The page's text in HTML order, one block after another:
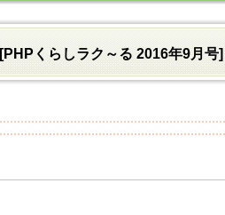
[PHPくらしラク～る 2016年9月号]